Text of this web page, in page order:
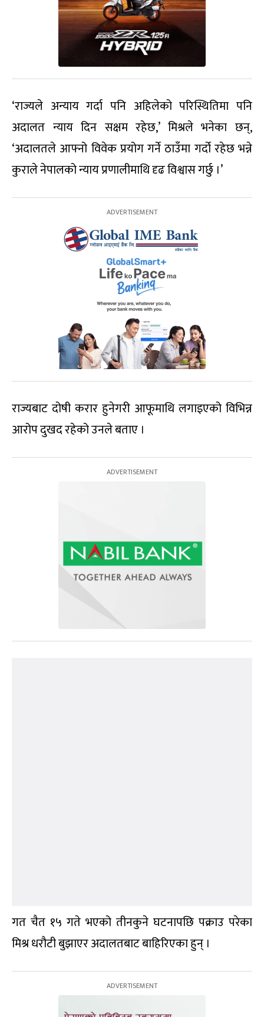
‘राज्यले अन्याय गर्दा पनि अहिलेको परिस्थितिमा पनि
अदालत न्याय दिन सक्षम रहेछ,’ मिश्रले भनेका छन्,
‘अदालतले आफ्नो विवेक प्रयोग गर्ने ठाउँमा गर्दो रहेछ भन्ने
कुराले नेपालको न्याय प्रणालीमाथि दृढ विश्वास गर्छु ।’
राज्यबाट दोषी करार हुनेगरी आफूमाथि लगाइएको विभिन्न
आरोप दुखद रहेको उनले बताए ।
गत चैत १५ गते भएको तीनकुने घटनापछि पक्राउ परेका
मिश्र धरौटी बुझाएर अदालतबाट बाहिरिएका हुन् ।